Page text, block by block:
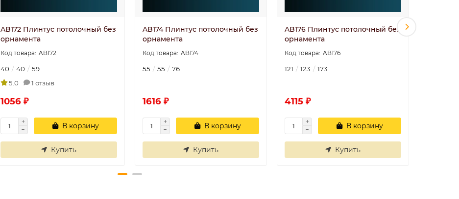
AB172 Плинтус потолочный без
орнамента
AB172
40 40
59
5.0
1 отзыв
1056 ₽
В корзину
Купить
AB174 Плинтус потолочный без
орнамента
AB174
55 55 76
1616 ₽
В корзину
Купить
AB176 Плинтус потолочный без
орнамента
AB176
121 123 173
4115 ₽
В корзину
Купить